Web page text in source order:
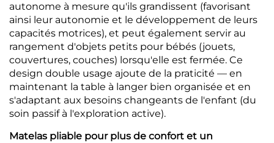
autonome à mesure qu'ils grandissent (favorisant
ainsi leur autonomie et le développement de leurs
capacités motrices), et peut également servir au
rangement d'objets petits pour bébés (jouets,
couvertures, couches) lorsqu'elle est fermée. Ce
design double usage ajoute de la praticité — en
maintenant la table à langer bien organisée et en
s'adaptant aux besoins changeants de l'enfant (du
soin passif à l'exploration active).
Matelas pliable pour plus de confort et un